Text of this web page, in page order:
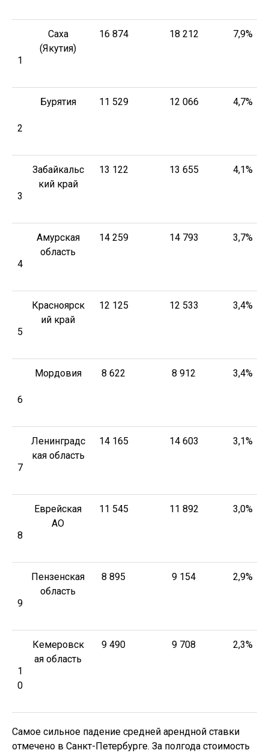
1
Саха
(Якутия)
16 874 18 212 7,9%
2
Бурятия 11 529 12 066 4,7%
3
Забайкальс
кий край
13 122 13 655 4,1%
4
Амурская
область
14 259 14 793 3,7%
5
Красноярск
ий край
12 125 12 533 3,4%
6
Мордовия 8 622 8 912 3,4%
7
Ленинградс
кая область
14 165 14 603 3,1%
8
Еврейская
АО
11 545 11 892 3,0%
9
Пензенская
область
8 895 9 154 2,9%
1
0
Кемеровск
ая область
9 490 9 708 2,3%
Самое сильное падение средней арендной ставки
отмечено в Санкт-Петербурге. За полгода стоимость